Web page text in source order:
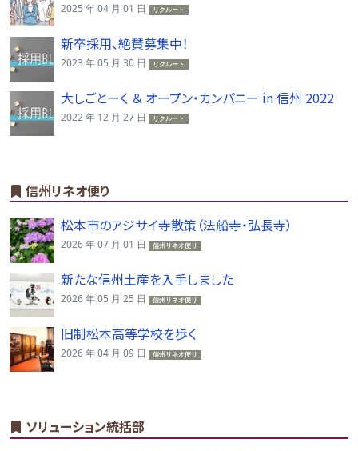
2025 年 04 月 01 日 リクルート
新卒採用、絶賛募集中！
2023 年 05 月 30 日 リクルート
大しごとーく ＆ オープン・カンパニー in 信州 2022
2022 年 12 月 27 日 リクルート
信州リネオ便り
松本市のアジサイ寺散策（法船寺・弘長寺）
2026 年 07 月 01 日 信州リネオ便り
新たな信州土産を入手しました
2026 年 05 月 25 日 信州リネオ便り
旧制松本高等学校を歩く
2026 年 04 月 09 日 信州リネオ便り
ソリューション統括部